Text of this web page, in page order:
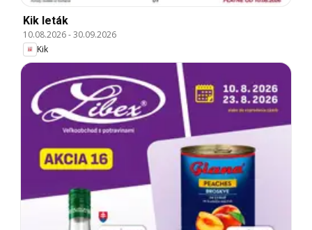
Kik leták
10.08.2026-30.09.2026
Kik